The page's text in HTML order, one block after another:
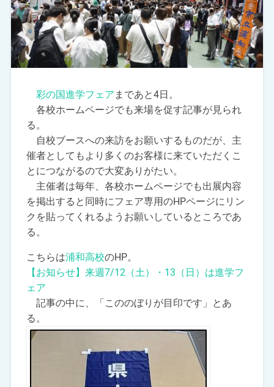
彩の国進学フェア まであと4日。
各校ホームページでも来場を促す記事が見られ
る。
自校ブースへの来訪をお願いするものだが、主
催者としてもより多くのお客様に来ていただくこ
とにつながるので大変ありがたい。
主催者は毎年、各校ホームページでも出展内容
を掲出すると同時にフェア専用のHPページにリン
クを貼ってくれるようお願いしているところであ
る。
こちらは浦和高校のHP。
【お知らせ】来週7/12（土）・13（日）は進学フ
ェア
記事の中に、「こののぼりが目印です」とあ
る。